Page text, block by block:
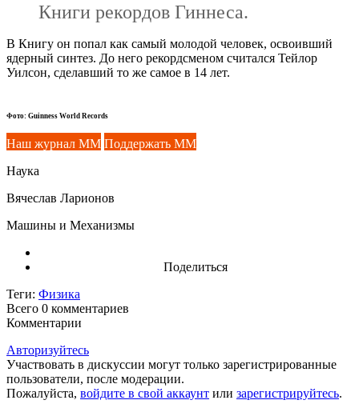
Книги рекордов Гиннеса.
В Книгу он попал как самый молодой человек, освоивший
ядерный синтез. До него рекордсменом считался Тейлор
Уилсон, сделавший то же самое в 14 лет.
Фото: Guinness World Records
Наш журнал ММ Поддержать ММ
Наука
Вячеслав Ларионов
Машины и Механизмы
Поделиться
Теги: Физика
Всего 0 комментариев
Комментарии
Авторизуйтесь
Участвовать в дискуссии могут только зарегистрированные
пользователи, после модерации.
Пожалуйста, войдите в свой аккаунт или зарегистрируйтесь.